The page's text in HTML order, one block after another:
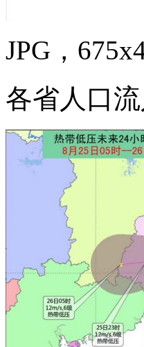
JPG，
各省人口